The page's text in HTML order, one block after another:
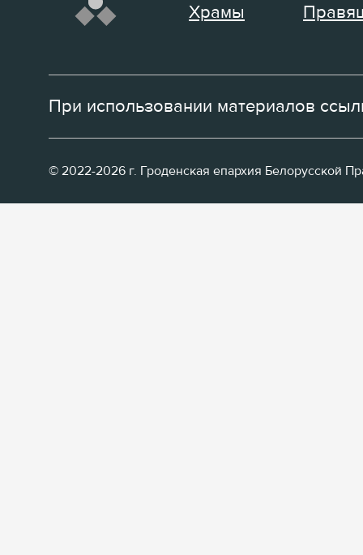
Храмы
При использовании материалов
© 2022-2026 г. Гроденская епархия Белорусской